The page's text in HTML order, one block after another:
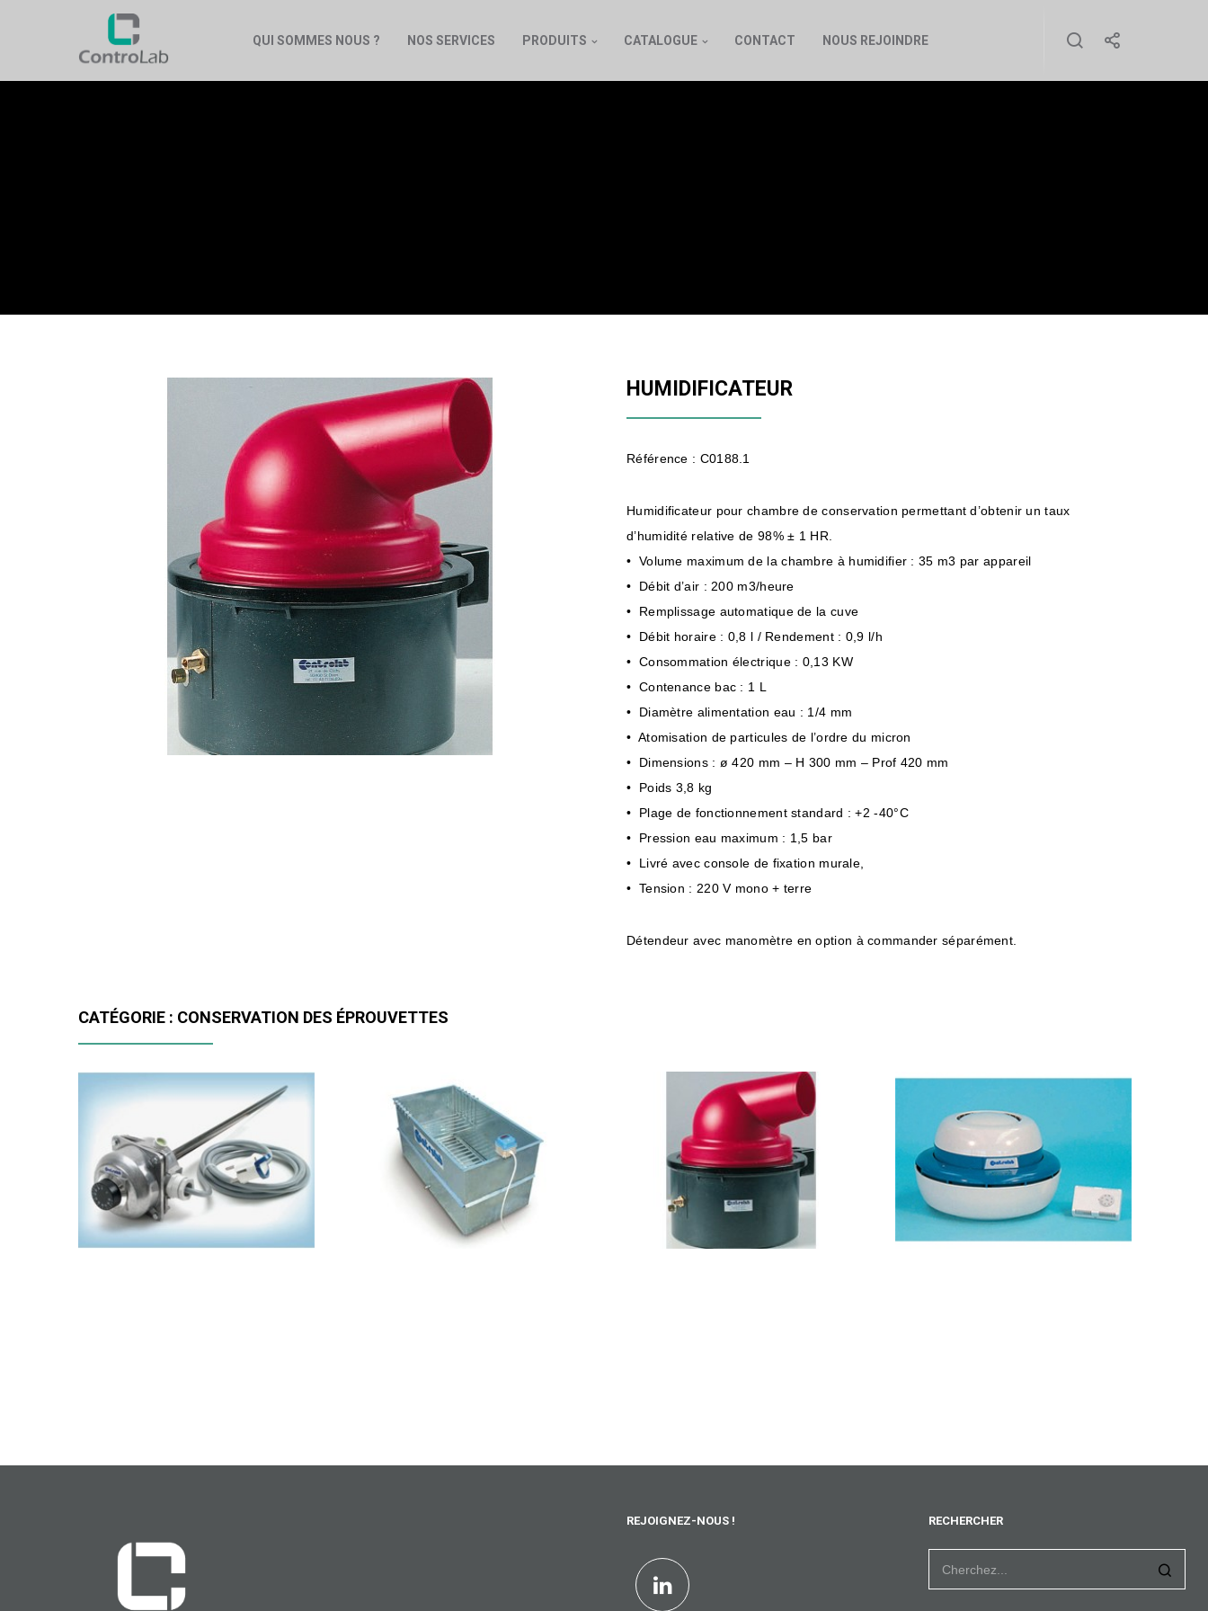
QUI SOMMES NOUS ? NOS SERVICES PRODUITS CATALOGUE CONTACT NOUS REJOINDRE
HUMIDIFICATEUR
Référence : C0188.1
Humidificateur pour chambre de conservation permettant d’obtenir un taux
d’humidité relative de 98% ± 1 HR.
• Volume maximum de la chambre à humidifier : 35 m3 par appareil
• Débit d’air : 200 m3/heure
• Remplissage automatique de la cuve
• Débit horaire : 0,8 l / Rendement : 0,9 l/h
• Consommation électrique : 0,13 KW
• Contenance bac : 1 L
• Diamètre alimentation eau : 1/4 mm
• Atomisation de particules de l’ordre du micron
• Dimensions : ø 420 mm – H 300 mm – Prof 420 mm
• Poids 3,8 kg
• Plage de fonctionnement standard : +2 -40°C
• Pression eau maximum : 1,5 bar
• Livré avec console de fixation murale,
• Tension : 220 V mono + terre
Détendeur avec manomètre en option à commander séparément.
CATÉGORIE : CONSERVATION DES ÉPROUVETTES
REJOIGNEZ-NOUS ! RECHERCHER